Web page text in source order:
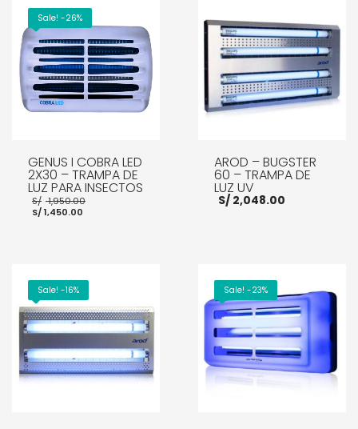
Sale! -26%
GENUS I COBRA LED
2X30 – TRAMPA DE
LUZ PARA INSECTOS
S/ 1,950.00
S/1,450.00
AÑADIR AL CARRITO
AROD – BUGSTER
60 – TRAMPA DE
LUZ UV
S/2,048.00
Sale! -16%
Sale! -23%